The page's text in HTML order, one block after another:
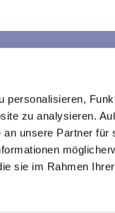
personalisieren,
zu analysieren.
unsere Partner für
sie im Rahmen
im Traveland